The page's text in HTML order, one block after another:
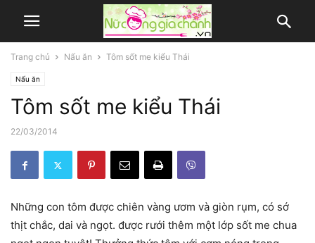
Trang chủ Nấu ăn Tôm sốt me kiểu Thái
Nấu ăn
Tôm sốt me kiểu Thái
22/03/2014
Những con tôm được chiên vàng ươm và giòn rụm, có sớ
thịt chắc, dai và ngọt. được rưới thêm một lớp sốt me chua